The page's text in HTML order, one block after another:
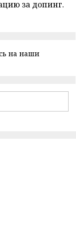
за допинг.
на наши